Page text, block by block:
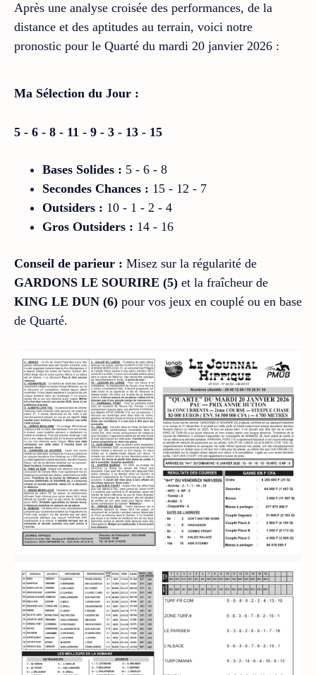
Après une analyse croisée des performances, de la
distance et des aptitudes au terrain, voici notre
pronostic pour le Quarté du mardi 20 janvier 2026 :
Ma Sélection du Jour :
5 - 6 - 8 - 11 - 9 - 3 - 13 - 15
Bases Solides : 5 - 6 - 8
Secondes Chances : 15 - 12 - 7
Outsiders : 10 - 1 - 2 - 4
Gros Outsiders : 14 - 16
Conseil de parieur : Misez sur la régularité de
GARDONS LE SOURIRE (5) et la fraîcheur de
KING LE DUN (6) pour vos jeux en couplé ou en base
de Quarté.